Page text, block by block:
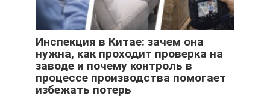
Инспекция в Китае: зачем она
нужна, как проходит проверка на
заводе и почему контроль в
процессе производства помогает
избежать потерь